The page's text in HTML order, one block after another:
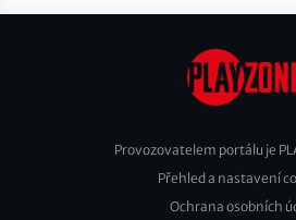
Footer
Provozovatelem portálu je
Přehled a nastavení
Ochrana osobních